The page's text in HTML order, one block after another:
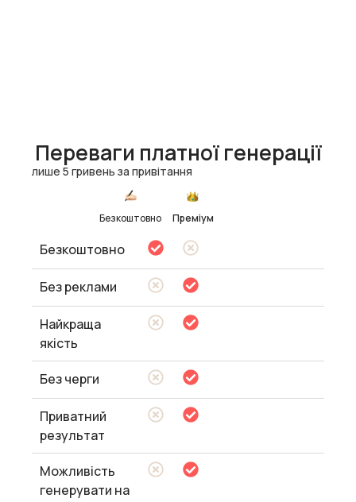
Переваги платної генерації
лише 5 гривень за привітання
Безкоштовно Преміум
Безкоштовно
Без реклами
Найкраща
якість
Без черги
Приватний
результат
Можливість
генерувати на